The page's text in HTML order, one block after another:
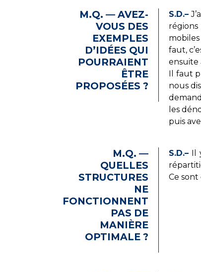
M.Q. — AVEZ-
VOUS DES
EXEMPLES
D’IDÉES QUI
POURRAIENT
ÊTRE
PROPOSÉES ?
S.D.–
faut,
ensuite
Il faut
nous
les
puis
M.Q. —
QUELLES
STRUCTURES
NE
FONCTIONNENT
PAS DE
MANIÈRE
OPTIMALE ?
S.D.– Il
Ce